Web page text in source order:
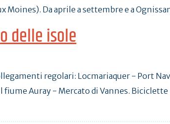
Moines). Da aprile a settembre e a
delle isole
regolari: Locmariaquer - Port
fiume Auray - Mercato di Vannes.